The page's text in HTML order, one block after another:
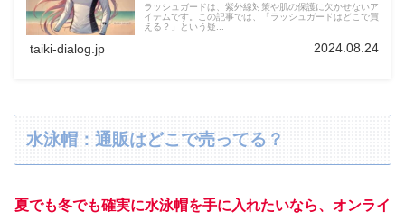
ラッシュガードは、紫外線対策や肌の保護に欠かせないア
イテムです。この記事では、「ラッシュガードはどこで買
える？」という疑...
taiki-dialog.jp 2024.08.24
水泳帽：通販はどこで売ってる？
夏でも冬でも確実に水泳帽を手に入れたいなら、オンライ